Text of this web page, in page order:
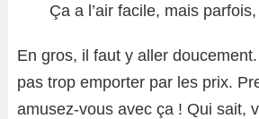
Ça a l’air facile, mais parfois,
En gros, il faut y aller
pas trop emporter par les prix.
amusez-vous avec ça ! Qui sait,